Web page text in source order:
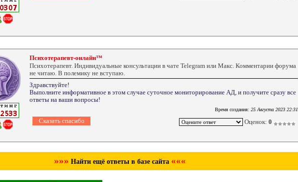
Психотерапевт-онлайн™
Психотерапевт. Индивидуальные консультации в чате Telegram или Макс. Комментарии форума
не читаю. В полемику не вступаю.
Здравствуйте!
Выполните информативное в этом случае суточное мониторирование АД, и получите сразу все
ответы на ваши вопросы!
Время создания: 25 Августа 2023 22:31
Оценок: 0
»»» Найти ещё ответы в базе сайта «««